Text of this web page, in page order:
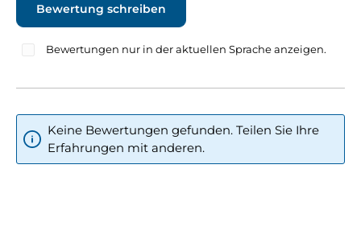
Bewertung schreiben
Bewertungen nur in der aktuellen Sprache anzeigen.
Keine Bewertungen gefunden. Teilen Sie Ihre
Erfahrungen mit anderen.